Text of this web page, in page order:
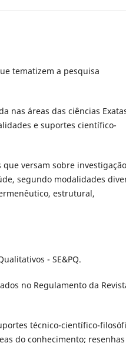
tematizem a pesquisa
nas áreas das ciências
e suportes científico-
versam sobre investigação
segundo modalidades
estrutural,
- SE&PQ.
no Regulamento da
técnico-científico-
do conhecimento;